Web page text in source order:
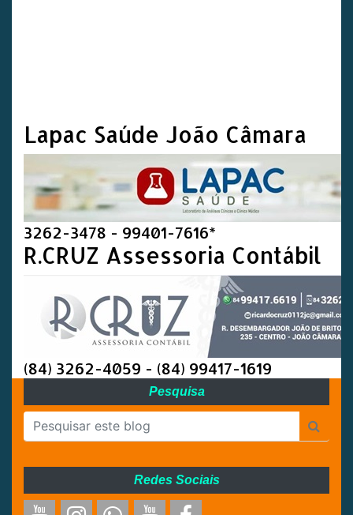
Lapac Saúde João Câmara
3262-3478 - 99401-7616*
R.CRUZ Assessoria Contábil
(84) 3262-4059 - (84) 99417-1619
Pesquisa
Redes Sociais